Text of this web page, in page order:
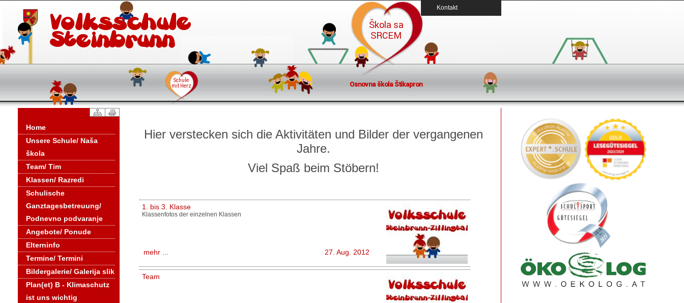
Kontakt
Home
Unsere Schule/ Naša
škola
Team/ Tim
Klassen/ Razredi
Schulische
Ganztagesbetreuung/
Podnevno podvaranje
Angebote/ Ponude
Elterninfo
Termine/ Termini
Bildergalerie/ Galerija slik
Plan(et) B - Klimaschutz
ist uns wichtig
Hier verstecken sich die Aktivitäten und Bilder der vergangenen
Jahre.
Viel Spaß beim Stöbern!
1. bis 3. Klasse
Klassenfotos der einzelnen Klassen
mehr ... 27. Aug. 2012
Team